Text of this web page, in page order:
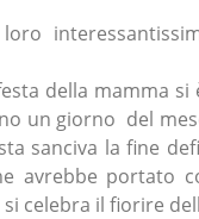
della mamma
un giorno del
sanciva la fine
avrebbe portato
celebra il fiorire